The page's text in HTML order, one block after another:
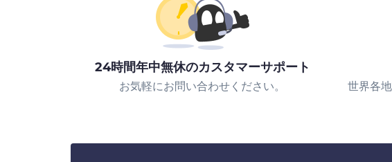
24時間年中無休のカスタマーサポート
お気軽にお問い合わせください。 世界各